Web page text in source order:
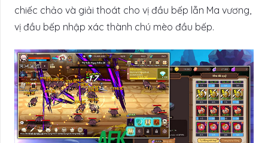
chiếc chảo và giải thoát cho vị đầu bếp lẫn Ma vương,
vị đầu bếp nhập xác thành chú mèo đầu bếp.